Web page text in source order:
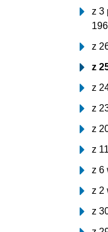
z 3
196
z
z
z
z
z
z
z 6
z 2
z